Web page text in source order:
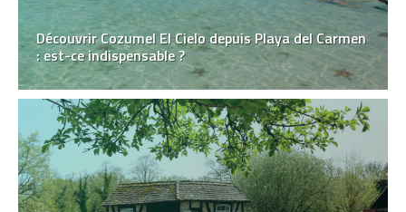
Découvrir Cozumel El Cielo depuis Playa del Carmen
: est-ce indispensable ?